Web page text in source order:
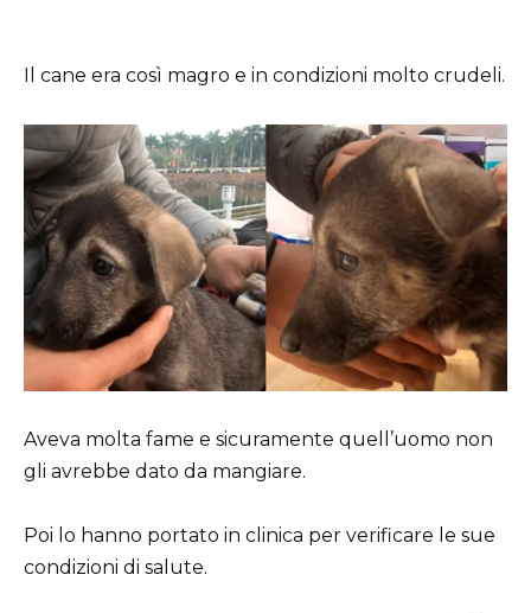
Il cane era così magro e in condizioni molto crudeli.
Aveva molta fame e sicuramente quell’uomo non
gli avrebbe dato da mangiare.
Poi lo hanno portato in clinica per verificare le sue
condizioni di salute.